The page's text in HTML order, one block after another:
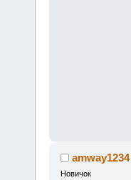
amway1234
Новичок